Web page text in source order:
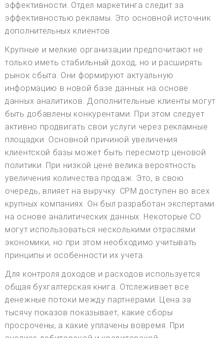
эффективности. Отдел маркетинга следит за
эффективностью рекламы. Это основной источник
дополнительных клиентов.
Крупные и мелкие организации предпочитают не
только иметь стабильный доход, но и расширять
рынок сбыта. Они формируют актуальную
информацию в новой базе данных на основе
данных аналитиков. Дополнительные клиенты могут
быть добавлены конкурентами. При этом следует
активно продвигать свои услуги через рекламные
площадки. Основной причиной увеличения
клиентской базы может быть пересмотр ценовой
политики. При низкой цене велика вероятность
увеличения количества продаж. Это, в свою
очередь, влияет на выручку. CPM доступен во всех
крупных компаниях. Он был разработан экспертами
на основе аналитических данных. Некоторые СО
могут использоваться несколькими отраслями
экономики, но при этом необходимо учитывать
принципы и особенности их учета.
Для контроля доходов и расходов используется
общая бухгалтерская книга. Отслеживает все
денежные потоки между партнерами. Цена за
тысячу показов показывает, какие сборы
просрочены, а какие уплачены вовремя. При